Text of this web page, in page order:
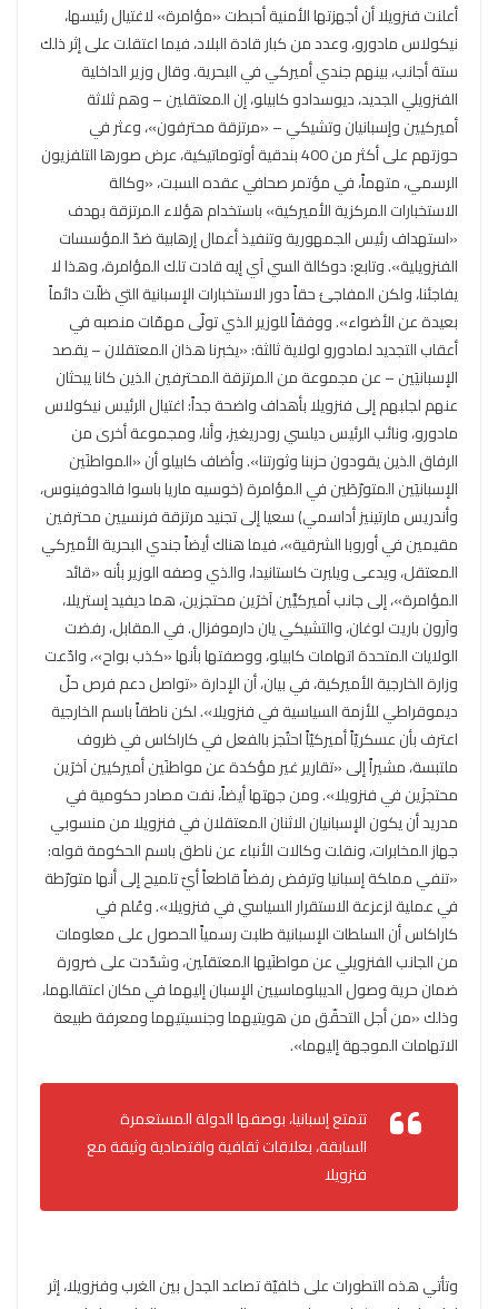
أعلنت فنزويلا أن أجهزتها الأمنية أحبطت «مؤامرة» لاغتيال رئيسها،
نيكولاس مادورو، وعدد من كبار قادة البلاد، فيما اعتقلت على إثر ذلك
ستة أجانب، بينهم جندي أميركي في البحرية. وقال وزير الداخلية
الفنزويلي الجديد، ديوسدادو كابيلو، إن المعتقلين – وهم ثلاثة
أميركيين وإسبانيان وتشيكي – «مرتزقة محترفون»، وعثر في
حوزتهم على أكثر من 400 بندقية أوتوماتيكية، عرض صورها التلفزيون
الرسمي، متهماً، في مؤتمر صحافي عقده السبت، «وكالة
الاستخبارات المركزية الأميركية» باستخدام هؤلاء المرتزقة بهدف
«استهداف رئيس الجمهورية وتنفيذ أعمال إرهابية ضدّ المؤسسات
الفنزويلية». وتابع: دوكالة السي آي إيه قادت تلك المؤامرة، وهذا لا
يفاجئنا، ولكن المفاجئ حقاً دور الاستخبارات الإسبانية التي ظلّت دائماً
بعيدة عن الأضواء». ووفقاً للوزير الذي تولّى مهمّات منصبه في
أعقاب التجديد لمادورو لولاية ثالثة: «يخبرنا هذان المعتقلان – يقصد
الإسبانيَين – عن مجموعة من المرتزقة المحترفين الذين كانا يبحثان
عنهم لجلبهم إلى فنزويلا بأهداف واضحة جداً: اغتيال الرئيس نيكولاس
مادورو، ونائب الرئيس ديلسي رودريغيز، وأنا، ومجموعة أخرى من
الرفاق الذين يقودون حزبنا وثورتنا». وأضاف كابيلو أن «المواطنَين
الإسبانيَين المتورّطَين في المؤامرة (خوسيه ماريا باسوا فالدوفينوس،
وأندريس مارتينيز أداسمي) سعيا إلى تجنيد مرتزقة فرنسيين محترفين
مقيمين في أوروبا الشرقية»، فيما هناك أيضاً جندي البحرية الأميركي
المعتقل، ويدعى ويلبرت كاستانيدا، والذي وصفه الوزير بأنه «قائد
المؤامرة»، إلى جانب أميركيَّين آخرَين محتجزين، هما ديفيد إستريلا،
وآرون باريت لوغان، والتشيكي يان دارموفزال. في المقابل، رفضت
الولايات المتحدة اتهامات كابيلو، ووصفتها بأنها «كذب بواح»، وادّعت
وزارة الخارجية الأميركية، في بيان، أن الإدارة «تواصل دعم فرص حلّ
ديموقراطي للأزمة السياسية في فنزويلا». لكن ناطقاً باسم الخارجية
اعترف بأن عسكريّاً أميركيّاً احتُجز بالفعل في كاراكاس في ظروف
ملتبسة، مشيراً إلى «تقارير غير مؤكدة عن مواطنَين أميركيين آخرَين
محتجزَين في فنزويلا». ومن جهتها أيضاً، نفت مصادر حكومية في
مدريد أن يكون الإسبانيان الاثنان المعتقلان في فنزويلا من منسوبي
جهاز المخابرات، ونقلت وكالات الأنباء عن ناطق باسم الحكومة قوله:
«تنفي مملكة إسبانيا وترفض رفضاً قاطعاً أيّ تلميح إلى أنها متورّطة
في عملية لزعزعة الاستقرار السياسي في فنزويلا». وعُلم في
كاراكاس أن السلطات الإسبانية طلبت رسمياً الحصول على معلومات
من الجانب الفنزويلي عن مواطنَيها المعتقلَين، وشدّدت على ضرورة
ضمان حرية وصول الديبلوماسيين الإسبان إليهما في مكان اعتقالهما،
وذلك «من أجل التحقّق من هويتيهما وجنسيتيهما ومعرفة طبيعة
الاتهامات الموجهة إليهما».
تتمتع إسبانيا، بوصفها الدولة المستعمرة
السابقة، بعلاقات ثقافية واقتصادية وثيقة مع
فنزويلا
وتأتي هذه التطورات على خلفيّة تصاعد الجدل بين الغرب وفنزويلا، إثر